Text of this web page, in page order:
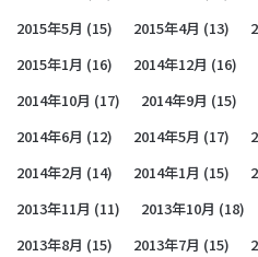
2015年5月 (15) 2015年4月 (13)
2015年1月 (16) 2014年12月 (16)
2014年10月 (17) 2014年9月 (15)
2014年6月 (12) 2014年5月 (17)
2014年2月 (14) 2014年1月 (15)
2013年11月 (11) 2013年10月 (18)
2013年8月 (15) 2013年7月 (15)